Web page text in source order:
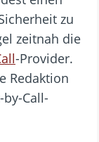
zu
zeitnah die
-Provider.
Redaktion
Call-